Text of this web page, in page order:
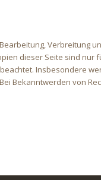
Verbreitung
dieser Seite sind nur
Insbesondere
Bekanntwerden von